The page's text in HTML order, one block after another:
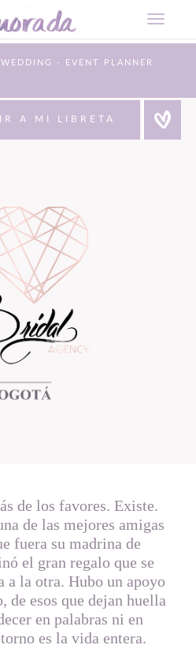
WEDDING - EVENT PLANNER
A MI LIBRETA
de los favores. Existe.
de las mejores amigas
fuera su madrina de
el gran regalo que se
a la otra. Hubo un apoyo
de esos que dejan huella
en palabras ni en
es la vida entera.